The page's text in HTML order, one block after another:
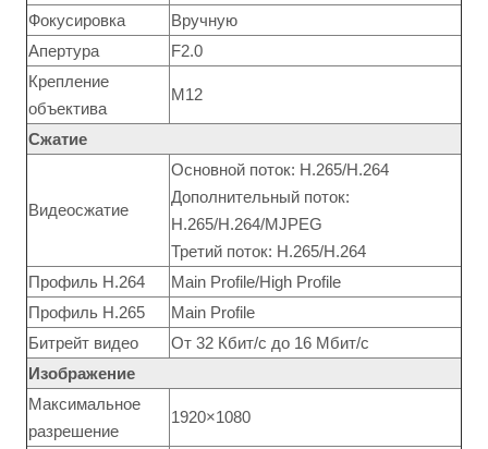
Фокусировка
Вручную
Апертура
F2.0
Крепление
объектива
M12
Сжатие
Видеосжатие
Основной поток: H.265/H.264
Дополнительный поток:
H.265/H.264/MJPEG
Третий поток: H.265/H.264
Профиль H.264
Main Profile/High Profile
Профиль H.265
Main Profile
Битрейт видео
От 32 Кбит/с до 16 Мбит/с
Изображение
Максимальное
разрешение
1920×1080